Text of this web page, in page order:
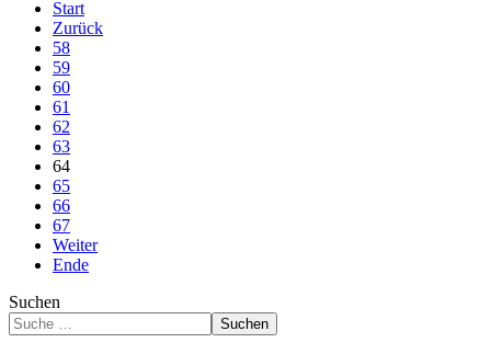
Start
Zurück
58
59
60
61
62
63
64
65
66
67
Weiter
Ende
Suchen
Suchen